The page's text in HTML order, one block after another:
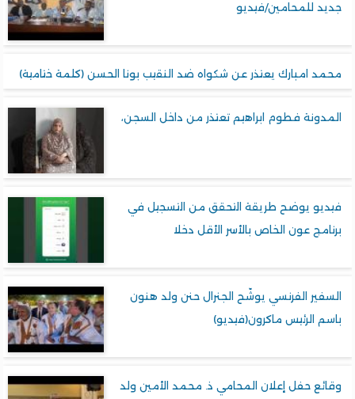
جديد للمحامين/فيديو
محمد امبارك يعتذر عن شكواه ضد النقيب بونا الحسن (كلمة ختامية)
المدونة فطوم ابراهيم تعتذر من داخل السجن،
فيديو يوضح طريقة التحقق من التسجيل في
برنامج عون الخاص بالأسر الأقل دخلا
السفير الفرنسي يوشّح الجنرال حنن ولد هنون
باسم الرئيس ماكرون(فيديو)
وقائع حفل إعلان المحامي ذ. محمد الأمين ولد